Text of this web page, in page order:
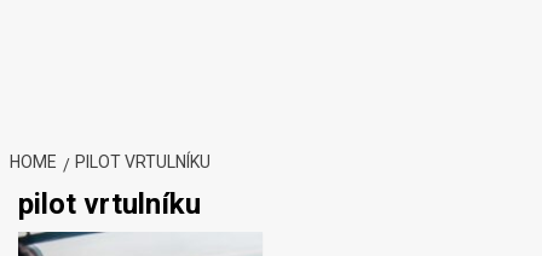
HOME PILOT VRTULNÍKU
pilot vrtulníku